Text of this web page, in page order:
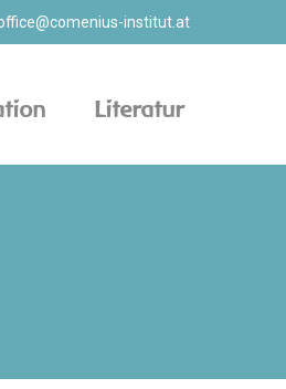
institut.at
Literatur